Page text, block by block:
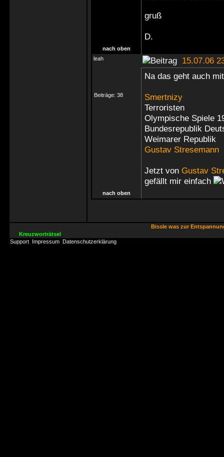
gruß
D.
nach oben
leah
15.07.06
Beiträge: 38
Na das geht auch
Smertnizy
Terroristen
Olympische Spiele
Bundesrepublik
Weimarer Republik
Gustav Stresemann
Jetzt von Gustav
gefällt mir einfach
nach oben
Bissle was zur
Kreuzworträtsel
Support Impressum Datenschutzerklärung